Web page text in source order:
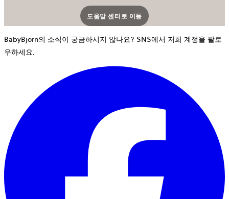
도움말 센터로 이동
새 탭에서 열립니다
BabyBjörn의 소식이 궁금하시지 않나요? SNS에서 저희 계정을 팔로
우하세요.